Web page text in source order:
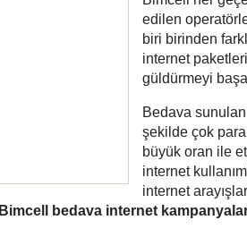
edilen
biri birinden
internet
güldürmeyi
Bedava
şekilde çok
büyük oran ile
internet
internet
Bimcell bedava internet